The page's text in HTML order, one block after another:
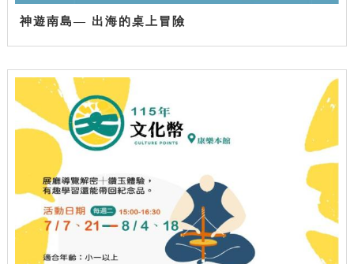
神遊南島— 出海的桌上冒險